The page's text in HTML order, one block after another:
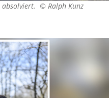
absolviert. © Ralph Kunz